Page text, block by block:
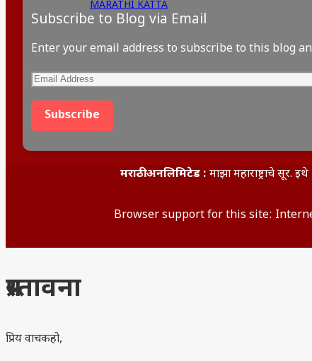
MARATHI KATTA
Subscribe to Blog via Email
Enter your email address to subscribe to this blog
Email
Address
Subscribe
मराठी अनलिमिटेड : माझा महाराष्ट्राचे सूर.
Browser support for this site:
प्रस्तावना
प्रिय वाचकहो,